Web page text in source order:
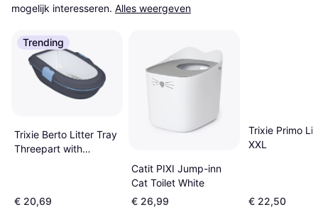
mogelijk interesseren. Alles weergeven
Trending
Trixie Berto Litter Tray
Threepart with
€ 20,69
Catit PIXI Jump-inn
Cat Toilet White
€ 26,99
Trixie Primo
XXL
€ 22,50